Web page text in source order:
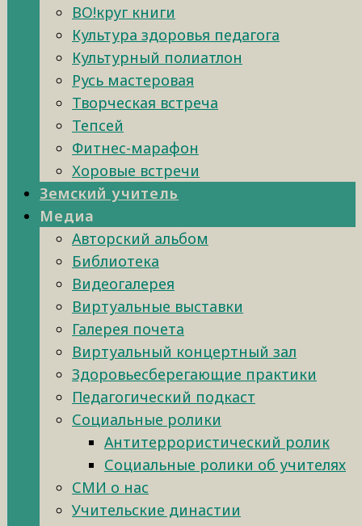
ВО!круг книги
Культура здоровья педагога
Культурный полиатлон
Русь мастеровая
Творческая встреча
Тепсей
Фитнес-марафон
Хоровые встречи
Земский учитель
Медиа
Авторский альбом
Библиотека
Видеогалерея
Виртуальные выставки
Галерея почета
Виртуальный концертный зал
Здоровьесберегающие практики
Педагогический подкаст
Социальные ролики
Антитеррористический ролик
Социальные ролики об учителях
СМИ о нас
Учительские династии